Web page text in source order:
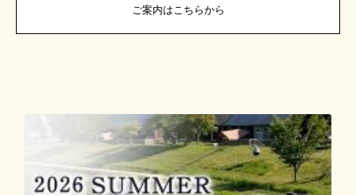
ご案内はこちらから